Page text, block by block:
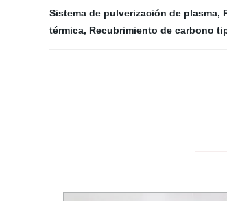
Sistema de pulverización de plasma,
térmica, Recubrimiento de carbono